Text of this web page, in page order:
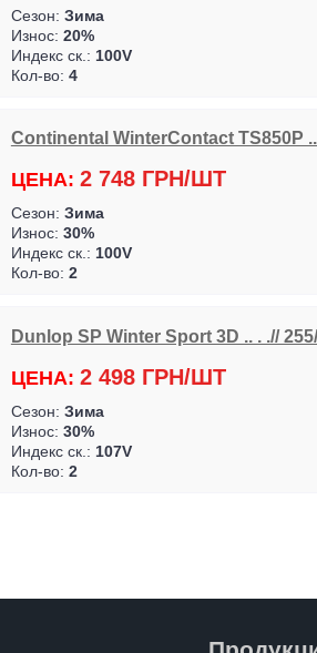
Сезон: Зима
Износ: 20%
Индекс ск.: 100V
Кол-во: 4
Continental WinterContact TS850P
ЦЕНА: 2 748 ГРН/ШТ
Сезон: Зима
Износ: 30%
Индекс ск.: 100V
Кол-во: 2
Dunlop SP Winter Sport 3D .. . .//
ЦЕНА: 2 498 ГРН/ШТ
Сезон: Зима
Износ: 30%
Индекс ск.: 107V
Кол-во: 2